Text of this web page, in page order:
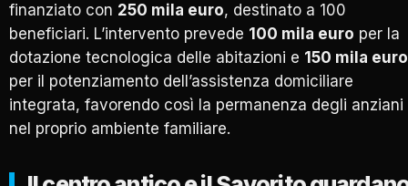
finanziato con 250 mila euro, destinato a 100
beneficiari. L’intervento prevede 100 mila euro per la
dotazione tecnologica delle abitazioni e 150 mila euro
per il potenziamento dell’assistenza domiciliare
integrata, favorendo così la permanenza degli anziani
nel proprio ambiente familiare.